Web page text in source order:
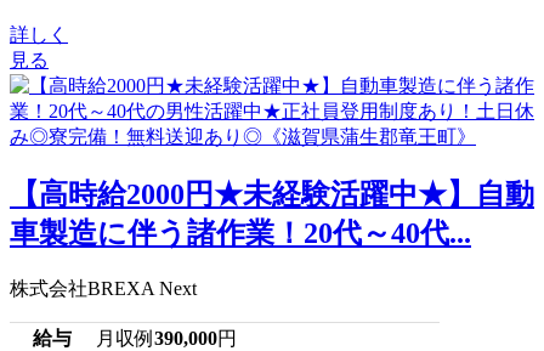
詳しく
見る
【高時給2000円★未経験活躍中★】自動
車製造に伴う諸作業！20代～40代...
株式会社BREXA Next
給与 月収例 390,000円